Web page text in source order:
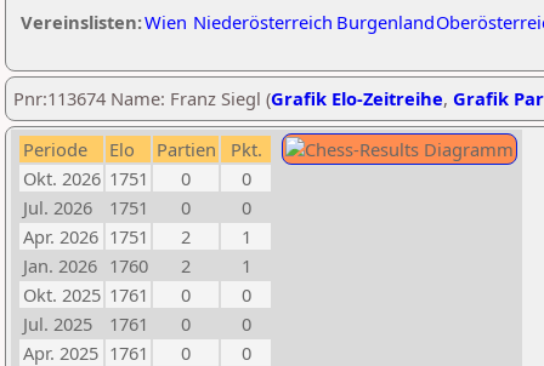
Vereinslisten:Wien Niederösterreich Burgenland
Pnr:113674 Name: Franz Siegl (Grafik Elo-Zeitreihe, Grafik
Periode Elo Partien
Pkt.
Okt. 2026 1751 0
0
Jul. 2026
1751 0
0
Apr. 2026 1751 2
1
Jan. 2026 1760 2
1
Okt. 2025 1761 0
0
Jul. 2025
1761 0
0
Apr. 2025 1761 0
0